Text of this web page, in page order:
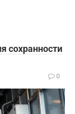
сохранности
0